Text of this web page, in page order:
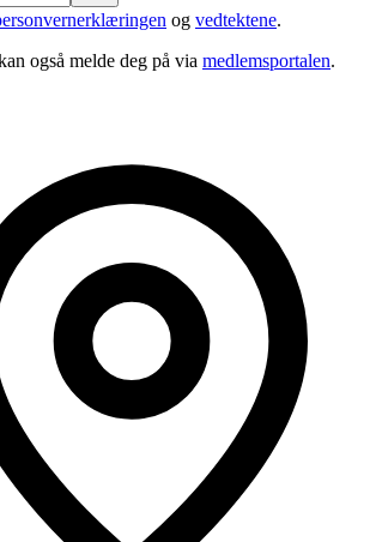
og vedtektene.
også melde deg på via medlemsportalen.